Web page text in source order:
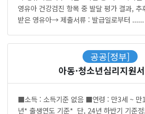
영유아 건강검진 항목 중 발달 평가 결과,
받은 영유아→ 제출서류 : 발급일로부터 ......
공공[정부]
아동·청소년심리지원
■소득 : 소득기준 없음 ■연령 : 만3세 ~ 만
년* 출생연도 기준* 단, 24년 하반기 기준